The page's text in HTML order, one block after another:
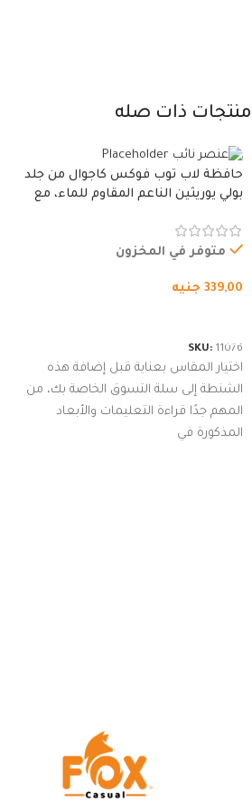
منتجات ذات صله
حافظة لاب توب فوكس كاجوال من جلد
بولي يوريثين الناعم المقاوم للماء، مع
متوفر في المخزون
339,00 جنيه
SKU: 11076
اختيار المقاس بعناية قبل إضافة هذه
الشنطة إلى سلة التسوق الخاصة بك، من
المهم جدًا قراءة التعليمات والأبعاد
المذكورة في